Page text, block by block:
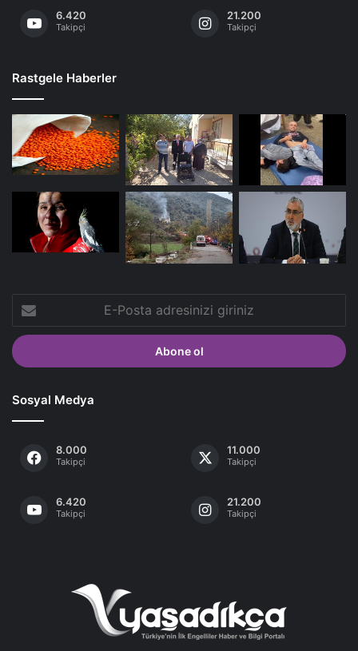
6.420
Takipçi
21.200
Takipçi
Rastgele Haberler
Posta
adresinizi
giriniz
Sosyal Medya
8.000
Takipçi
11.000
Takipçi
6.420
Takipçi
21.200
Takipçi